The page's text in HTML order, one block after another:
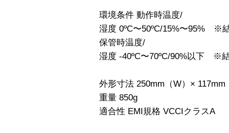
環境条件 動作時温度/
湿度 0ºC〜50ºC/15%〜95% ※
保管時温度/
湿度 -40ºC〜70ºC/90%以下 ※
外形寸法 250mm（W）×
重量 850g
適合性 EMI規格 VCCIクラスA